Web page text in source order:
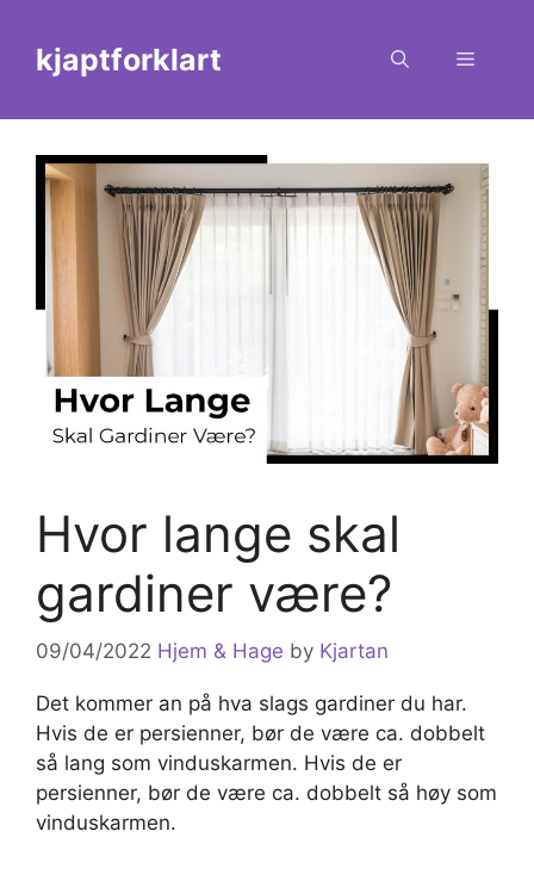
contentkjaptforklart Menu
Hvor lange skal
gardiner være?
09/04/2022 Hjem & Hage by Kjartan
Det kommer an på hva slags gardiner du har.
Hvis de er persienner, bør de være ca. dobbelt
så lang som vinduskarmen. Hvis de er
persienner, bør de være ca. dobbelt så høy som
vinduskarmen.